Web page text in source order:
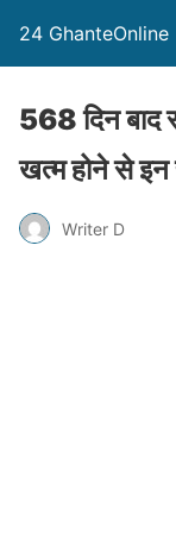
24 GhanteOnline
568 दिन बाद
खत्म होने से इन
Writer D